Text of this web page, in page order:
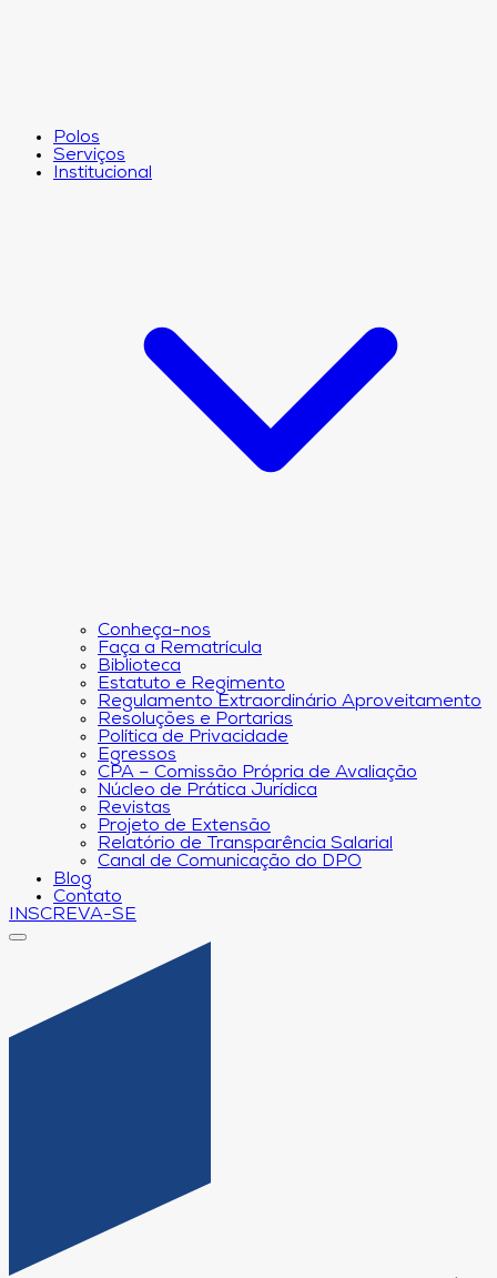
Polos
Serviços
Institucional
Conheça-nos
Faça a Rematrícula
Biblioteca
Estatuto e Regimento
Regulamento Extraordinário Aproveitamento
Resoluções e Portarias
Política de Privacidade
Egressos
CPA – Comissão Própria de Avaliação
Núcleo de Prática Jurídica
Revistas
Projeto de Extensão
Relatório de Transparência Salarial
Canal de Comunicação do DPO
Blog
Contato
INSCREVA-SE